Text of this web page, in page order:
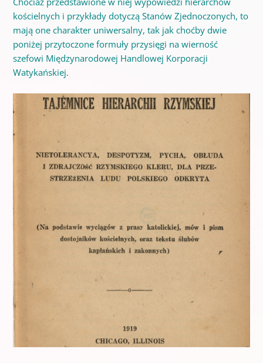
kościelnych i przykłady dotyczą Stanów Zjednoczonych, to
mają one charakter uniwersalny, tak jak choćby dwie
poniżej przytoczone formuły przysięgi na wierność
szefowi Międzynarodowej Handlowej Korporacji
Watykańskiej.